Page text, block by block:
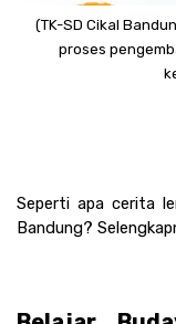
(TK-SD Cikal
proses
Seperti apa cerita
Bandung?